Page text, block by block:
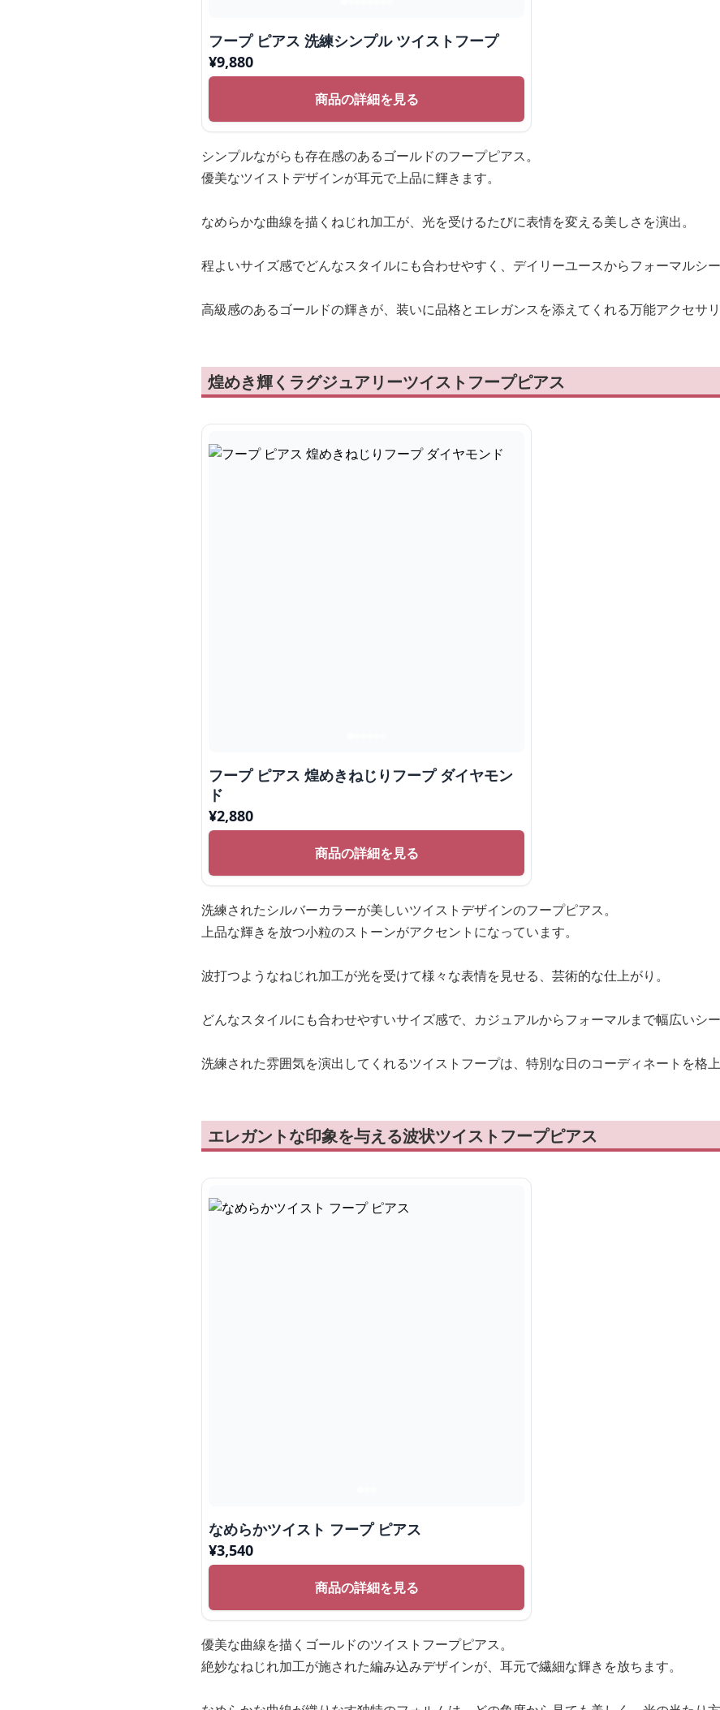
フープ ピアス 洗練シンプル ツイストフープ
¥9,880
商品の詳細を見る
シンプルながらも存在感のあるゴールドのフープピアス。
優美なツイストデザインが耳元で上品に輝きます。
なめらかな曲線を描くねじれ加工が、光を受けるたびに表情を変える美しさを演出。
程よいサイズ感でどんなスタイルにも合わせやすく、デイリーユースからフォーマルシ
高級感のあるゴールドの輝きが、装いに品格とエレガンスを添えてくれる万能アクセサリ
煌めき輝くラグジュアリーツイストフープピアス
フープ ピアス 煌めきねじりフープ ダイヤモン
ド
¥2,880
商品の詳細を見る
洗練されたシルバーカラーが美しいツイストデザインのフープピアス。
上品な輝きを放つ小粒のストーンがアクセントになっています。
波打つようなねじれ加工が光を受けて様々な表情を見せる、芸術的な仕上がり。
どんなスタイルにも合わせやすいサイズ感で、カジュアルからフォーマルまで幅広いシー
洗練された雰囲気を演出してくれるツイストフープは、特別な日のコーディネートを格
エレガントな印象を与える波状ツイストフープピアス
なめらかツイスト フープ ピアス
¥3,540
商品の詳細を見る
優美な曲線を描くゴールドのツイストフープピアス。
絶妙なねじれ加工が施された編み込みデザインが、耳元で繊細な輝きを放ちます。